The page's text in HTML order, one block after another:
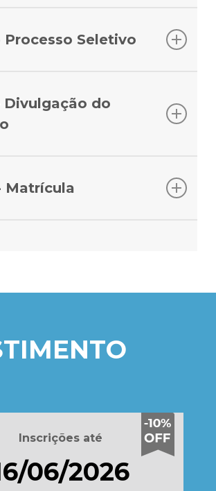
o pagamento da taxa de
Processo Seletivo
receberá um e-mail com acesso
Candidato para o preenchimento
acadêmicos, profissionais e
Divulgação do
do curso, você receberá um e-
do processo seletivo. Por
Matrícula
futuramente, mas lembre-
Inscrições até
06/2026